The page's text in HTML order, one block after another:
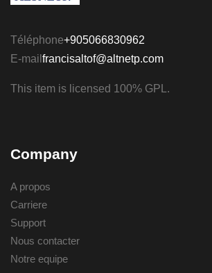
Téléphone+905066830962
E-mail francisaltof@altnetp.com
This item is licensed 100% GPL.
Company
A propos
Carriere
Support
Nous contacter
Notre equipe